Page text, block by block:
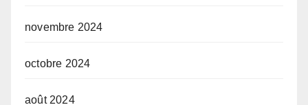
novembre 2024
octobre 2024
août 2024